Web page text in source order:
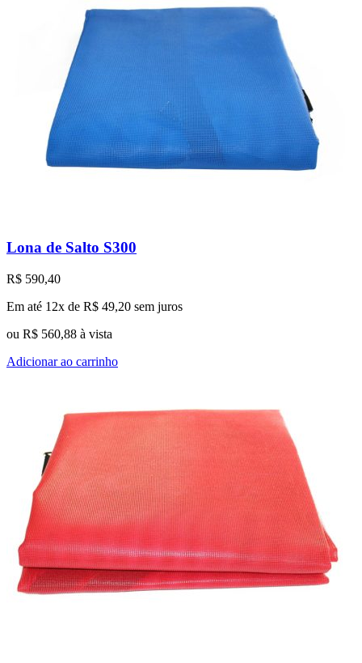
Lona de Salto S300
R$ 590,40
Em até 12x de R$ 49,20 sem juros
ou R$ 560,88 à vista
Adicionar ao carrinho